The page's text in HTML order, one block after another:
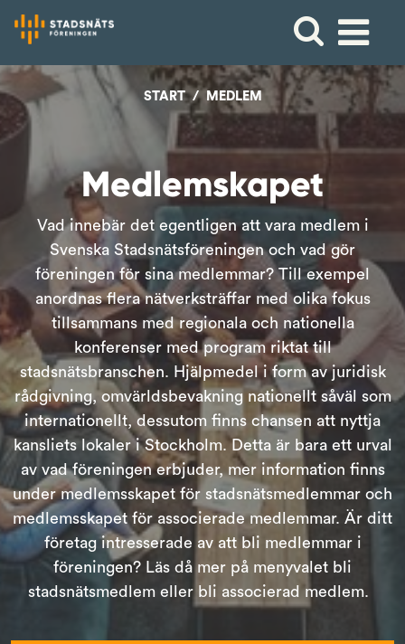
START MEDLEM
Medlemskapet
Vad innebär det egentligen att vara medlem i
Svenska Stadsnätsföreningen och vad gör
föreningen för sina medlemmar? Till exempel
anordnas flera nätverksträffar med olika fokus
tillsammans med regionala och nationella
konferenser med program riktat till
stadsnätsbranschen. Hjälpmedel i form av juridisk
rådgivning, omvärldsbevakning nationellt såväl som
internationellt, dessutom finns chansen att nyttja
kansliets lokaler i Stockholm. Detta är bara ett urval
av vad föreningen erbjuder, mer information finns
under medlemsskapet för stadsnätsmedlemmar och
medlemsskapet för associerade medlemmar. Är ditt
företag intresserade av att bli medlemmar i
föreningen? Läs då mer på menyvalet bli
stadsnätsmedlem eller bli associerad medlem.